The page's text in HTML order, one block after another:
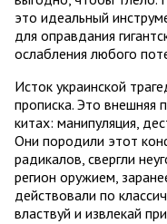
это идеальный
для оправдания
ослабления любого
Исток украинской
прописка. Это внешняя
китах: манипуляция,
Они породили этот
радикалов, свергли
регион оружием,
действовали по
властвуй и извлекай